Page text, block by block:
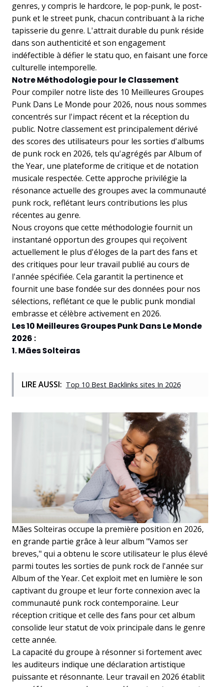
genres, y compris le hardcore, le pop-punk, le post-
punk et le street punk, chacun contribuant à la riche
tapisserie du genre. L'attrait durable du punk réside
dans son authenticité et son engagement
indéfectible à défier le statu quo, en faisant une force
culturelle intemporelle.
Notre Méthodologie pour le Classement
Pour compiler notre liste des 10 Meilleures Groupes
Punk Dans Le Monde pour 2026, nous nous sommes
concentrés sur l'impact récent et la réception du
public. Notre classement est principalement dérivé
des scores des utilisateurs pour les sorties d'albums
de punk rock en 2026, tels qu'agrégés par Album of
the Year, une plateforme de critique et de notation
musicale respectée. Cette approche privilégie la
résonance actuelle des groupes avec la communauté
punk rock, reflétant leurs contributions les plus
récentes au genre.
Nous croyons que cette méthodologie fournit un
instantané opportun des groupes qui reçoivent
actuellement le plus d'éloges de la part des fans et
des critiques pour leur travail publié au cours de
l'année spécifiée. Cela garantit la pertinence et
fournit une base fondée sur des données pour nos
sélections, reflétant ce que le public punk mondial
embrasse et célèbre activement en 2026.
Les 10 Meilleures Groupes Punk Dans Le Monde
2026 :
1. Mães Solteiras
LIRE AUSSI: Top 10 Best Backlinks sites In 2026
Mães Solteiras occupe la première position en 2026,
en grande partie grâce à leur album "Vamos ser
breves," qui a obtenu le score utilisateur le plus élevé
parmi toutes les sorties de punk rock de l'année sur
Album of the Year. Cet exploit met en lumière le son
captivant du groupe et leur forte connexion avec la
communauté punk rock contemporaine. Leur
réception critique et celle des fans pour cet album
consolide leur statut de voix principale dans le genre
cette année.
La capacité du groupe à résonner si fortement avec
les auditeurs indique une déclaration artistique
puissante et résonnante. Leur travail en 2026 établit